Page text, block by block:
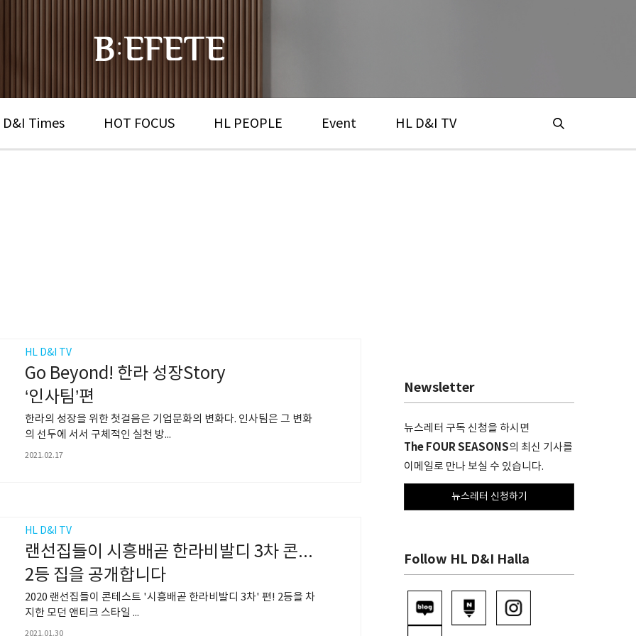
D&I Times HOT FOCUS HL PEOPLE Event HL D&I TV
HL D&I TV
Go Beyond! 한라 성장Story
‘인사팀’편
한라의 성장을 위한 첫걸음은 기업문화의 변화다. 인사팀은 그 변화
의 선두에 서서 구체적인 실천 방...
2021.02.17
HL D&I TV
랜선집들이 시흥배곧 한라비발디 3차 콘테스트
2등 집을 공개합니다
2020 랜선집들이 콘테스트 '시흥배곧 한라비발디 3차' 편! 2등을 차
지한 모던 앤티크 스타일 ...
2021.01.30
Newsletter
뉴스레터 구독 신청을 하시면
The FOUR SEASONS의 최신 기사를
이메일로 만나 보실 수 있습니다.
뉴스레터 신청하기
Follow HL D&I Halla